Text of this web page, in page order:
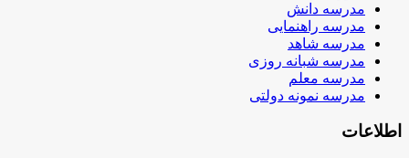
مدرسه دانش
مدرسه راهنمایی
مدرسه شاهد
مدرسه شبانه روزی
مدرسه معلم
مدرسه نمونه دولتی
اطلاعات